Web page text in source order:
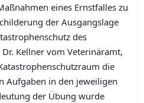
eines Ernstfalles zu
der Ausgangslage
des
Kellner vom Veterinäramt,
die
Aufgaben in den jeweiligen
der Übung wurde